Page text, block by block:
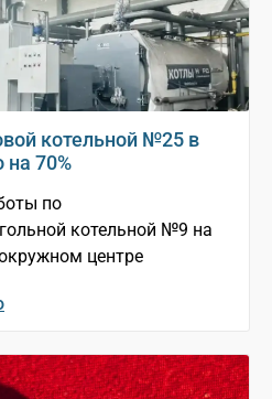
котельной №25 в
70%
по
котельной №9 на
центре